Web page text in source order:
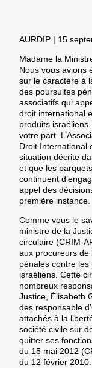
AURDIP | 15
Madame la
Nous vous avions
sur le caractère à
des poursuites
associatifs qui
droit international
produits
votre part.
Droit International
situation décrite
et que les
continuent
appel des
première instance.
Comme vous le
ministre de la
circulaire (CRIM-
aux procureurs de
pénales contre
israéliens. Cette
nombreux
Justice, Élisabeth
des responsable
attachés à la
société civile sur
quitter ses
du 15 mai 2012
du 12 février 2010.